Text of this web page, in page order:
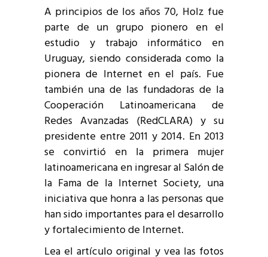
A principios de los años 70, Holz fue
parte de un grupo pionero en el
estudio y trabajo informático en
Uruguay, siendo considerada como la
pionera de Internet en el país. Fue
también una de las fundadoras de la
Cooperación Latinoamericana de
Redes Avanzadas (RedCLARA) y su
presidente entre 2011 y 2014. En 2013
se convirtió en la primera mujer
latinoamericana en ingresar al Salón de
la Fama de la Internet Society, una
iniciativa que honra a las personas que
han sido importantes para el desarrollo
y fortalecimiento de Internet.
Lea el artículo original y vea las fotos